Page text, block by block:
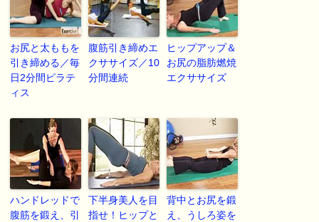
お尻と太ももを
引き締める／毎
日2分間ピラテ
ィス
腹筋引き締めエ
クササイズ／10
分間連続
ヒップアップ＆
お尻の脂肪燃焼
エクササイズ
ハンドレッドで
腹筋を鍛え、引
下半身美人を目
指せ！ヒップと
背中とお尻を鍛
え、うしろ姿を